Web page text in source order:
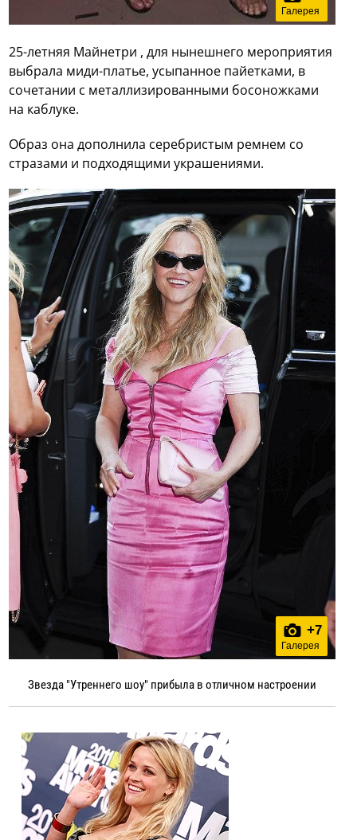
Галерея
25-летняя Майнетри , для нынешнего мероприятия
выбрала миди-платье, усыпанное пайетками, в
сочетании с металлизированными босоножками
на каблуке.
Образ она дополнила серебристым ремнем со
стразами и подходящими украшениями.
+7
Галерея
Звезда "Утреннего шоу" прибыла в отличном настроении